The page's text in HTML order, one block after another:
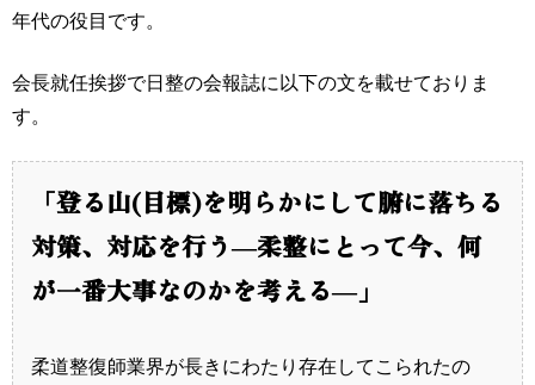
年代の役目です。
会長就任挨拶で日整の会報誌に以下の文を載せておりま
す。
「登る山(目標)を明らかにして腑に落ちる
対策、対応を行う―柔整にとって今、何
が一番大事なのかを考える―」
柔道整復師業界が長きにわたり存在してこられたの